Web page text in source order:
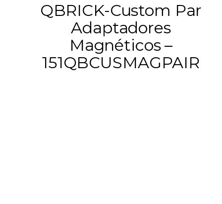
QBRICK-Custom Par
Adaptadores
Magnéticos –
151QBCUSMAGPAIR